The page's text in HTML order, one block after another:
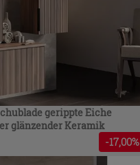
gerippte Eiche
glänzender Keramik
-17,00%